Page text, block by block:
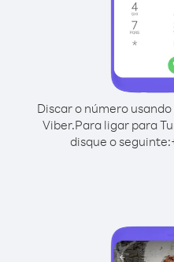
Discar o número
Viber.Para ligar para
disque o seguinte: